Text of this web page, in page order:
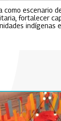
como escenario
fortalecer
indígenas